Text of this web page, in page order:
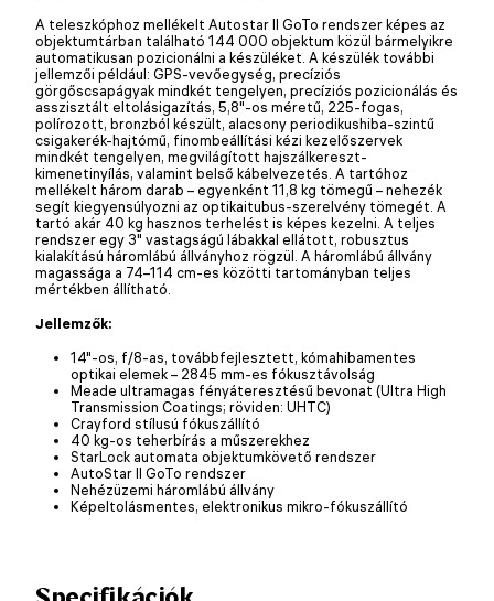
A teleszkóphoz mellékelt Autostar II GoTo rendszer képes az
objektumtárban található 144 000 objektum közül bármelyikre
automatikusan pozicionálni a készüléket. A készülék további
jellemzői például: GPS-vevőegység, precíziós
görgőscsapágyak mindkét tengelyen, precíziós pozicionálás és
asszisztált eltolásigazítás, 5,8"-os méretű, 225-fogas,
polírozott, bronzból készült, alacsony periodikushiba-szintű
csigakerék-hajtómű, finombeállítási kézi kezelőszervek
mindkét tengelyen, megvilágított hajszálkereszt-
kimenetinyílás, valamint belső kábelvezetés. A tartóhoz
mellékelt három darab – egyenként 11,8 kg tömegű – nehezék
segít kiegyensúlyozni az optikaitubus-szerelvény tömegét. A
tartó akár 40 kg hasznos terhelést is képes kezelni. A teljes
rendszer egy 3" vastagságú lábakkal ellátott, robusztus
kialakítású háromlábú állványhoz rögzül. A háromlábú állvány
magassága a 74–114 cm-es közötti tartományban teljes
mértékben állítható.
Jellemzők:
14"-os, f/8-as, továbbfejlesztett, kómahibamentes
optikai elemek – 2845 mm-es fókusztávolság
Meade ultramagas fényáteresztésű bevonat (Ultra High
Transmission Coatings; röviden: UHTC)
Crayford stílusú fókuszállító
40 kg-os teherbírás a műszerekhez
StarLock automata objektumkövető rendszer
AutoStar II GoTo rendszer
Nehézüzemi háromlábú állvány
Képeltolásmentes, elektronikus mikro-fókuszállító